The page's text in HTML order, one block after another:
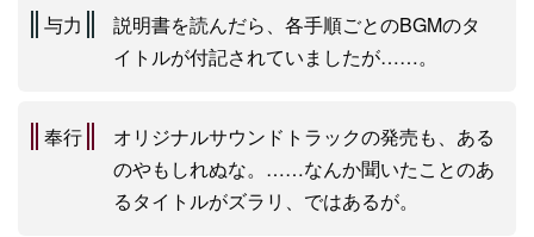
与力
説明書を読んだら、各手順ごとのBGMのタ
イトルが付記されていましたが……。
奉行
オリジナルサウンドトラックの発売も、ある
のやもしれぬな。……なんか聞いたことのあ
るタイトルがズラリ、ではあるが。